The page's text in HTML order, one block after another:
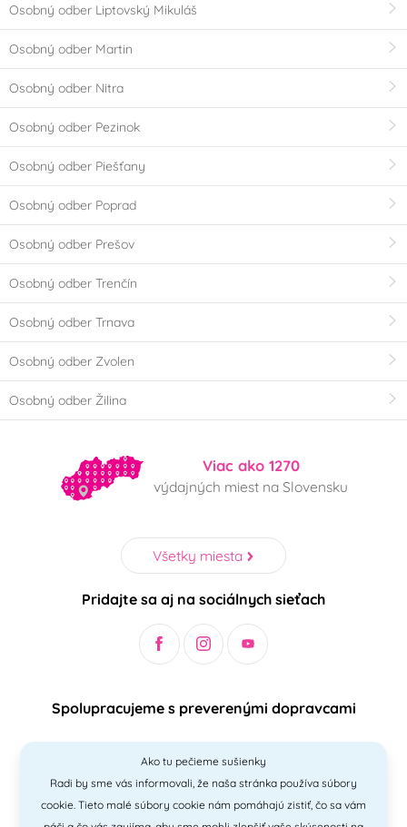
Osobný odber Liptovský Mikuláš
Osobný odber Martin
Osobný odber Nitra
Osobný odber Pezinok
Osobný odber Piešťany
Osobný odber Poprad
Osobný odber Prešov
Osobný odber Trenčín
Osobný odber Trnava
Osobný odber Zvolen
Osobný odber Žilina
Viac ako 1270
výdajných miest na Slovensku
Všetky miesta
Pridajte sa aj na sociálnych sieťach
Spolupracujeme s preverenými dopravcami
Bezpečný a jednoduchý spôsob platieb
Ako tu pečieme sušienky
Radi by sme vás informovali, že naša stránka používa súbory
cookie. Tieto malé súbory cookie nám pomáhajú zistiť, čo sa vám